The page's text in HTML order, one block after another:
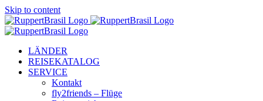
Skip to content
LÄNDER
REISEKATALOG
SERVICE
Kontakt
fly2friends – Flüge